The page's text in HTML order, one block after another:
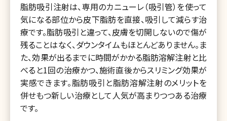
脂肪吸引注射は、専用のカニューレ（吸引管）を使って
気になる部位から皮下脂肪を直接、吸引して減らす治
療です。脂肪吸引と違って、皮膚を切開しないので傷が
残ることはなく、ダウンタイムもほとんどありません。ま
た、効果が出るまでに時間がかかる脂肪溶解注射と比
べると1回の治療かつ、施術直後からスリミング効果が
実感できます。脂肪吸引と脂肪溶解注射のメリットを
併せもつ新しい治療として人気が高まりつつある治療
です。